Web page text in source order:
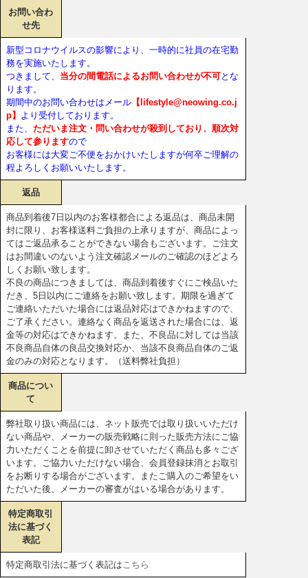
お問い合わ
せ先
新型コロナウイルスの影響により、一時的に社員の在宅勤
務を実施いたします。
つきまして、 当分の間電話によるお問い合わせが不可とな
ります。
期間中のお問い合わせはメール 【lifestyle@neowing.co.j
p】
より受付しております。
また、 ただいま注文・問い合わせが殺到しており、順次対
応して参りますので
お客様には大変ご不便をおかけいたしますが何卒ご理解の
程よろしくお願いいたします。
返品
商品到着後7日以内のお客様都合による返品は、商品未開
封に限り、お客様送料ご負担の上承りますが、商品によっ
てはご返品承ることができない場合もございます。ご注文
はお間違いのないよう注文確認メールのご確認のほどよろ
しくお願い致します。
不良の商品につきましては、商品到着後すぐにご検品いた
だき、5日以内にご連絡をお願い致します。期限を過ぎて
ご連絡いただいた場合には返品対応はできかねますので、
ご了承ください。連絡なく商品を返送された場合には、返
金等の対応はできかねます。また、不良品に対しては当該
不良商品自体の良品交換対応か、当該不良商品自体のご返
金のみの対応となります。（送料弊社負担）
商品につい
て
弊社取り扱い商品には、ネット販売では取り扱いいただけ
ない商品や、メーカーの販売戦略に則った販売方法にご協
力いただくことを前提に卸させていただく商品も多々ござ
います。ご協力いただけない場合、会員登録抹消とお取引
をお断りする場合がございます。またご購入のご希望をい
ただいた後、メーカーの審査がはいる場合があります。
特定商取引
法に基づく
表記
特定商取引法に基づく表記は こちら